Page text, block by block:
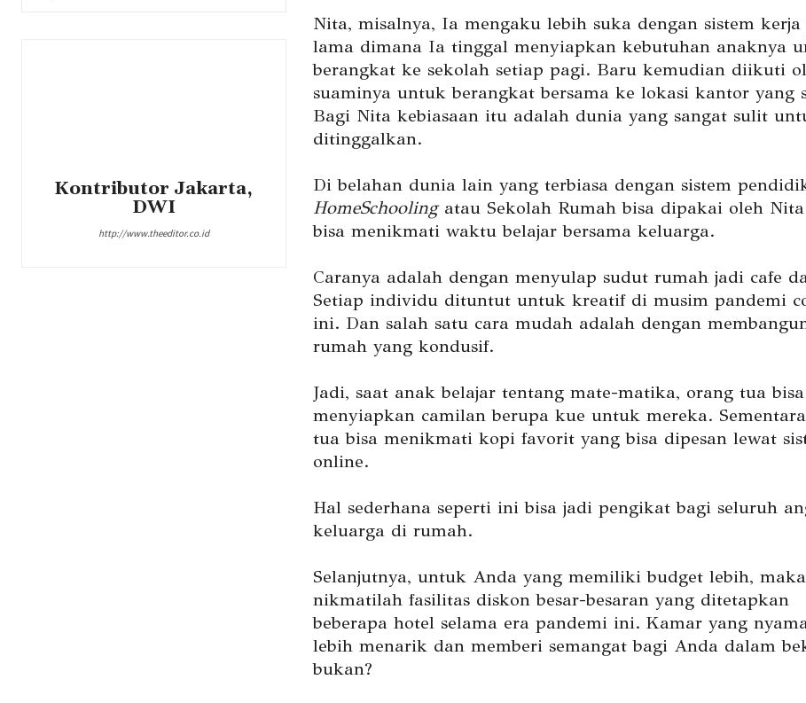
Kontributor Jakarta,
DWI
http://www.theeditor.co.id
Nita, misalnya, Ia mengaku lebih suka dengan sistem kerja
lama dimana Ia tinggal menyiapkan kebutuhan anaknya
berangkat ke sekolah setiap pagi. Baru kemudian diikuti
suaminya untuk berangkat bersama ke lokasi kantor yang
Bagi Nita kebiasaan itu adalah dunia yang sangat sulit
ditinggalkan.
Di belahan dunia lain yang terbiasa dengan sistem
HomeSchoolingatau Sekolah Rumah bisa dipakai oleh
bisa menikmati waktu belajar bersama keluarga.
Caranya adalah dengan menyulap sudut rumah jadi cafe
Setiap individu dituntut untuk kreatif di musim pandemi
ini. Dan salah satu cara mudah adalah dengan
rumah yang kondusif.
Jadi, saat anak belajar tentang mate-matika, orang tua bisa
menyiapkan camilan berupa kue untuk mereka.
tua bisa menikmati kopi favorit yang bisa dipesan lewat
online.
Hal sederhana seperti ini bisa jadi pengikat bagi seluruh
keluarga di rumah.
Selanjutnya, untuk Anda yang memiliki budget lebih, maka
nikmatilah fasilitas diskon besar-besaran yang ditetapkan
beberapa hotel selama era pandemi ini. Kamar yang
lebih menarik dan memberi semangat bagi Anda dalam
bukan?